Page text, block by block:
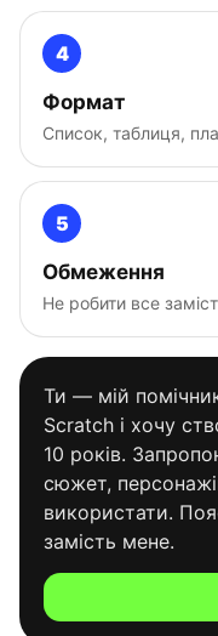
4
Формат
Список, таблиця,
5
Обмеження
Не робити все
Ти — мій
Scratch і хочу
10 років.
сюжет,
використати.
замість мене.